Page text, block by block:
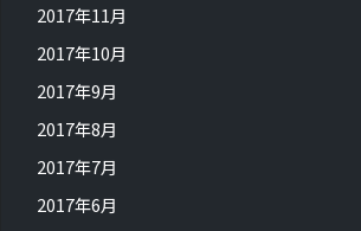
2017年11月
2017年10月
2017年9月
2017年8月
2017年7月
2017年6月